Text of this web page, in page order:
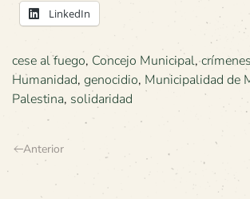
LinkedIn
cese al fuego, Concejo Municipal,
Humanidad, genocidio, Municipalidad de
Palestina, solidaridad
Anterior